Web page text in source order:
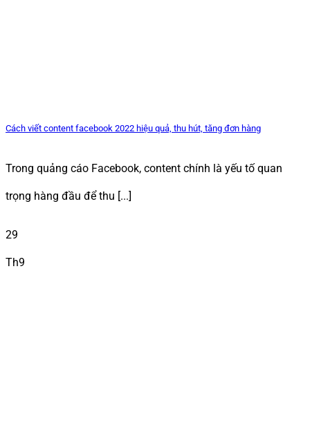
Cách viết content facebook 2022 hiệu quả, thu hút, tăng đơn hàng
Trong quảng cáo Facebook, content chính là yếu tố quan
trọng hàng đầu để thu [...]
29
Th9